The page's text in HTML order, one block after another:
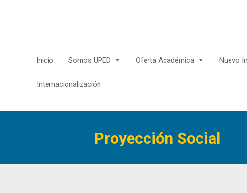
Inicio Somos UPED Oferta Académica Nuevo
Internacionalización
Proyección Social